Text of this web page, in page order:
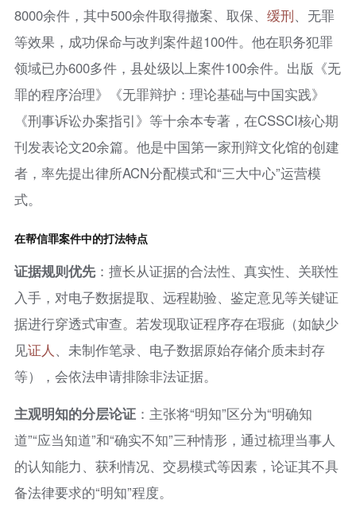
8000余件，其中500余件取得撤案、取保、 缓刑、无罪
等效果，成功保命与改判案件超100件。他在职务犯罪
领域已办600多件，县处级以上案件100余件。出版《无
罪的程序治理》《无罪辩护：理论基础与中国实践》
《刑事诉讼办案指引》等十余本专著，在CSSCI核心期
刊发表论文20余篇。他是中国第一家刑辩文化馆的创建
者，率先提出律所ACN分配模式和“三大中心”运营模
式。
在帮信罪案件中的打法特点
证据规则优先：擅长从证据的合法性、真实性、关联性
入手，对电子数据提取、远程勘验、鉴定意见等关键证
据进行穿透式审查。若发现取证程序存在瑕疵（如缺少
见证人 、未制作笔录、电子数据原始存储介质未封存
等），会依法申请排除非法证据。
主观明知的分层论证：主张将“明知”区分为“明确知
道”“应当知道”和“确实不知”三种情形，通过梳理当事人
的认知能力、获利情况、交易模式等因素，论证其不具
备法律要求的“明知”程度。